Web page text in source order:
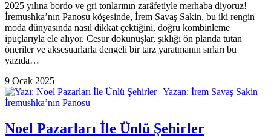
2025 yılına bordo ve gri tonlarının zarâfetiyle merhaba diyoruz!
İremushka’nın Panosu köşesinde, İrem Savaş Sakin, bu iki rengin
moda dünyasında nasıl dikkat çektiğini, doğru kombinleme
ipuçlarıyla ele alıyor. Cesur dokunuşlar, şıklığı ön planda tutan
öneriler ve aksesuarlarla dengeli bir tarz yaratmanın sırları bu
yazıda…
9 Ocak 2025
İremushka’nın Panosu
Noel Pazarları İle Ünlü Şehirler